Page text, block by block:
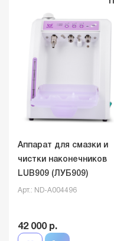
Аппарат для смазки и
чистки наконечников
LUB909 (ЛУБ909)
Арт.: ND-A004496
42 000 р.